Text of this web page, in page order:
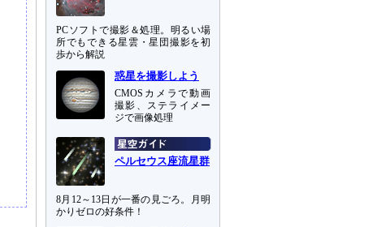
PCソフトで撮影＆処理。明るい場
所でもできる星雲・星団撮影を初
歩から解説
惑星を撮影しよう
CMOSカメラで動画
撮影、ステライメー
ジで画像処理
ペルセウス座流星群
8月12～13日が一番の見ごろ。月明
かりゼロの好条件！